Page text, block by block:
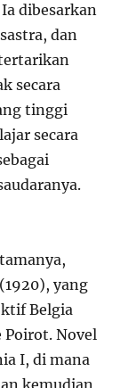
dibesarkan
dan
secara
tinggi
secara
yang
Belgia
Poirot. Novel
I, di mana
kemudian